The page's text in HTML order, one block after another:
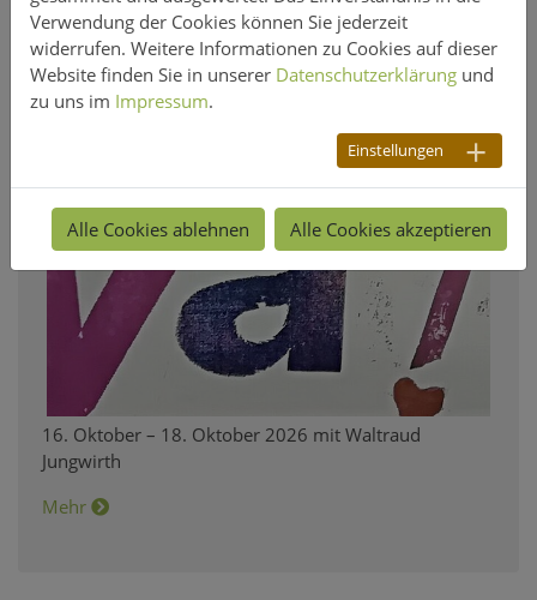
16. Oktober – 18. Oktober 2026 mit Waltraud
Jungwirth
Mehr
Verwendung der Cookies können Sie jederzeit
widerrufen. Weitere Informationen zu Cookies auf dieser
Website finden Sie in unserer Datenschutzerklärung und
zu uns im Impressum.
Einstellungen
Alle Cookies ablehnen Alle Cookies akzeptieren